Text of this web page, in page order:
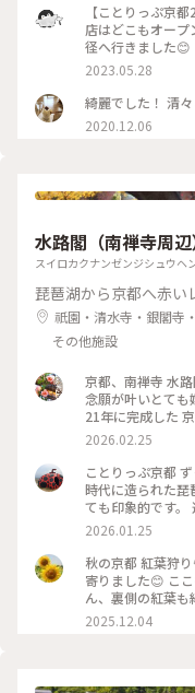
【ことりっぷ京
店はどこもオー
径へ行きました😊
特に中国系の方の
径には人力車専
た人力車に出会いまし
小径 #人力車 令
2023.05.28
綺麗でした！ 清
2020.12.06
水路閣（南禅寺周辺
スイロカクナンゼンジシュウヘ
琵琶湖から京都へ赤い
祇園・清水寺・銀閣寺
その他施設
京都、南禅寺 水
念願が叶いとても
21年に完成した
岩造りのアーチ
朔郎氏が設計し
ります✨ 最後の
の道を散策しなが
#開運旅 #水路閣 #
2026.02.25
ことりっぷ京都
時代に造られた琵
ても印象的です。
のですが水路橋
れていく水路の
した。 #開運旅#
2026.01.25
秋の京都 紅葉狩
寄りました😊 こ
ん、裏側の紅葉も綺麗で
葉狩り #京都 #こ
2025.12.04